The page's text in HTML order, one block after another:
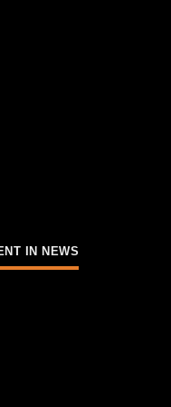
IN NEWS